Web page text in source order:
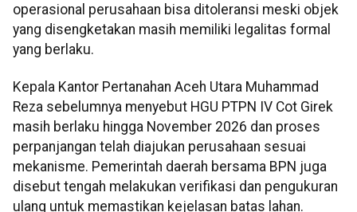
operasional perusahaan bisa ditoleransi meski objek
yang disengketakan masih memiliki legalitas formal
yang berlaku.
Kepala Kantor Pertanahan Aceh Utara Muhammad
Reza sebelumnya menyebut HGU PTPN IV Cot Girek
masih berlaku hingga November 2026 dan proses
perpanjangan telah diajukan perusahaan sesuai
mekanisme. Pemerintah daerah bersama BPN juga
disebut tengah melakukan verifikasi dan pengukuran
ulang untuk memastikan kejelasan batas lahan.